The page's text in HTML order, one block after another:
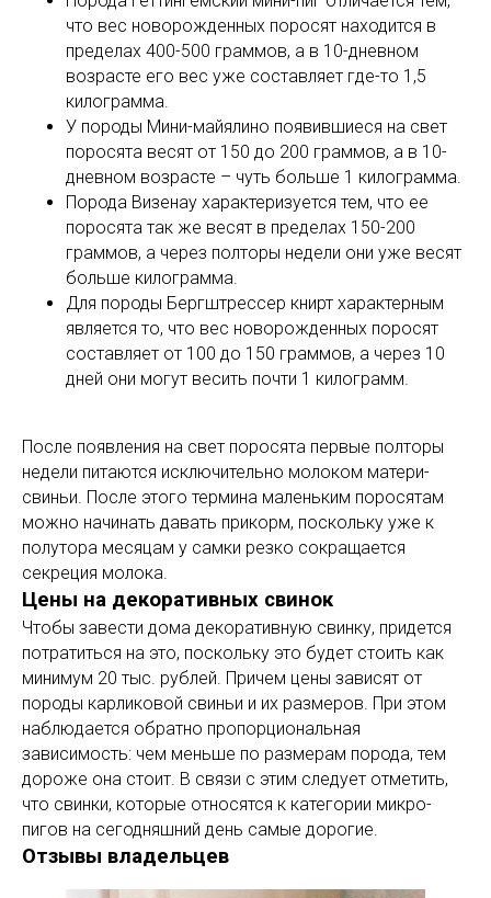
что вес новорожденных поросят находится в
пределах 400-500 граммов, а в 10-дневном
возрасте его вес уже составляет где-то 1,5
килограмма.
У породы Мини-майялино появившиеся на свет
поросята весят от 150 до 200 граммов, а в 10-
дневном возрасте – чуть больше 1 килограмма.
Порода Визенау характеризуется тем, что ее
поросята так же весят в пределах 150-200
граммов, а через полторы недели они уже весят
больше килограмма.
Для породы Бергштрессер книрт характерным
является то, что вес новорожденных поросят
составляет от 100 до 150 граммов, а через 10
дней они могут весить почти 1 килограмм.
После появления на свет поросята первые полторы
недели питаются исключительно молоком матери-
свиньи. После этого термина маленьким поросятам
можно начинать давать прикорм, поскольку уже к
полутора месяцам у самки резко сокращается
секреция молока.
Цены на декоративных свинок
Чтобы завести дома декоративную свинку, придется
потратиться на это, поскольку это будет стоить как
минимум 20 тыс. рублей. Причем цены зависят от
породы карликовой свиньи и их размеров. При этом
наблюдается обратно пропорциональная
зависимость: чем меньше по размерам порода, тем
дороже она стоит. В связи с этим следует отметить,
что свинки, которые относятся к категории микро-
пигов на сегодняшний день самые дорогие.
Отзывы владельцев